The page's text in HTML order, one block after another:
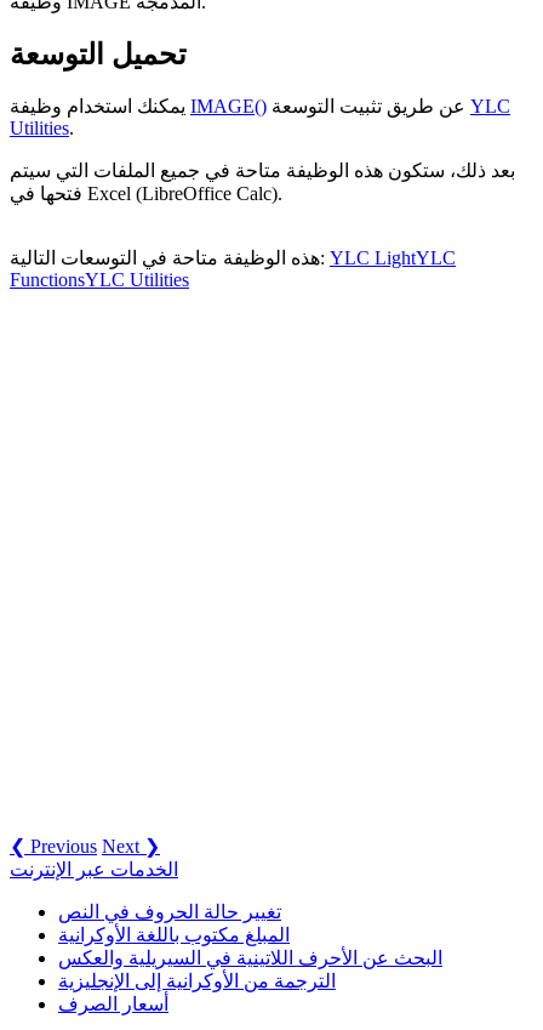
تحميل التوسعة
IMAGE()
YLC
Utilities.
بعد ذلك، ستكون هذه الوظيفة متاحة في جميع الملفات التي سيتم
فتحها في Excel (LibreOffice Calc).
هذه الوظيفة متاحة في التوسعات التالية: YLC LightYLC
FunctionsYLC Utilities
❮ Previous Next ❯
الخدمات عبر الإنترنت
تغيير حالة الحروف في النص
المبلغ مكتوب باللغة الأوكرانية
البحث عن الأحرف اللاتينية في السيريلية والعكس
الترجمة من الأوكرانية إلى الإنجليزية
أسعار الصرف